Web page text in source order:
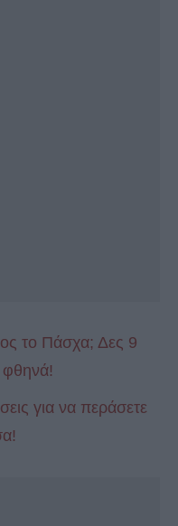
το Πάσχα; Δες 9
φθηνά!
για να περάσετε